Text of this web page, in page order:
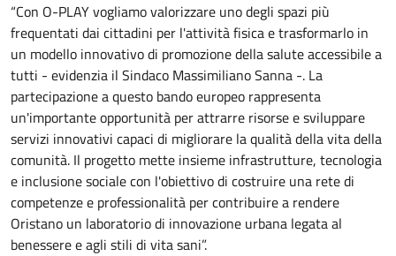
“Con O-PLAY vogliamo valorizzare uno degli spazi più
frequentati dai cittadini per l'attività fisica e trasformarlo in
un modello innovativo di promozione della salute accessibile a
tutti - evidenzia il Sindaco Massimiliano Sanna -. La
partecipazione a questo bando europeo rappresenta
un'importante opportunità per attrarre risorse e sviluppare
servizi innovativi capaci di migliorare la qualità della vita della
comunità. Il progetto mette insieme infrastrutture, tecnologia
e inclusione sociale con l'obiettivo di costruire una rete di
competenze e professionalità per contribuire a rendere
Oristano un laboratorio di innovazione urbana legata al
benessere e agli stili di vita sani”.